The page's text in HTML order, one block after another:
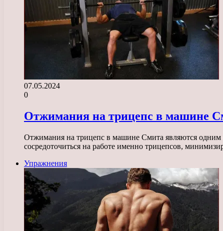
07.05.2024
0
Отжимания на трицепс в машине
Отжимания на трицепс в машине Смита являются
сосредоточиться на работе именно трицепсов,
Упражнения